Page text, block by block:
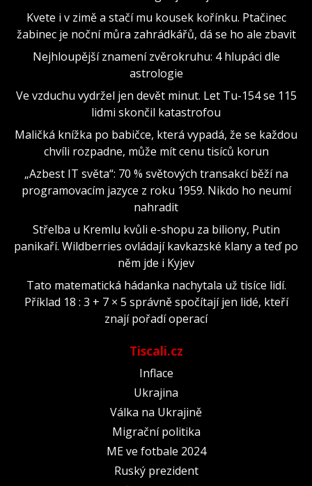
Kvete i v zimě a stačí mu kousek kořínku. Ptačinec
žabinec je noční můra zahrádkářů, dá se ho ale zbavit
Nejhloupější znamení zvěrokruhu: 4 hlupáci dle
astrologie
Ve vzduchu vydržel jen devět minut. Let Tu-154 se 115
lidmi skončil katastrofou
Maličká knížka po babičce, která vypadá, že se každou
chvíli rozpadne, může mít cenu tisíců korun
„Azbest IT světa“: 70 % světových transakcí běží na
programovacím jazyce z roku 1959. Nikdo ho neumí
nahradit
Střelba u Kremlu kvůli e-shopu za biliony, Putin
panikaří. Wildberries ovládají kavkazské klany a teď po
něm jde i Kyjev
Tato matematická hádanka nachytala už tisíce lidí.
Příklad 18 : 3 + 7 × 5 správně spočítají jen lidé, kteří
znají pořadí operací
Tiscali.cz
Inflace
Ukrajina
Válka na Ukrajině
Migrační politika
ME ve fotbale 2024
Ruský prezident